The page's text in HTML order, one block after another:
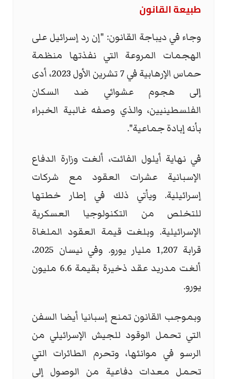
طبيعة القانون
وجاء في ديباجة القانون: "إن رد إسرائيل على
الهجمات المروعة التي نفذتها منظمة
حماس الإرهابية في 7 تشرين الأول 2023، أدى
إلى هجوم عشوائي ضد السكان
الفلسطينيين، والذي وصفه غالبية الخبراء
بأنه إبادة جماعية".
في نهاية أيلول الفائت، ألغت وزارة الدفاع
الإسبانية عشرات العقود مع شركات
إسرائيلية. ويأتي ذلك في إطار خطتها
للتخلص من التكنولوجيا العسكرية
الإسرائيلية. وبلغت قيمة العقود الملغاة
قرابة 1,207 مليار يورو. وفي نيسان 2025،
ألغت مدريد عقد ذخيرة بقيمة 6.6 مليون
يورو.
وبموجب القانون تمنع إسبانيا أيضا السفن
التي تحمل الوقود للجيش الإسرائيلي من
الرسو في موانئها، وتحرم الطائرات التي
تحمل معدات دفاعية من الوصول إلى